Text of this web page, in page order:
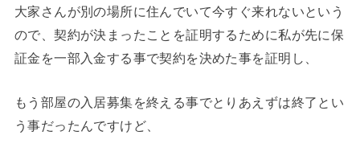
大家さんが別の場所に住んでいて今すぐ来れないという
ので、契約が決まったことを証明するために私が先に保
証金を一部入金する事で契約を決めた事を証明し、
もう部屋の入居募集を終える事でとりあえずは終了とい
う事だったんですけど、